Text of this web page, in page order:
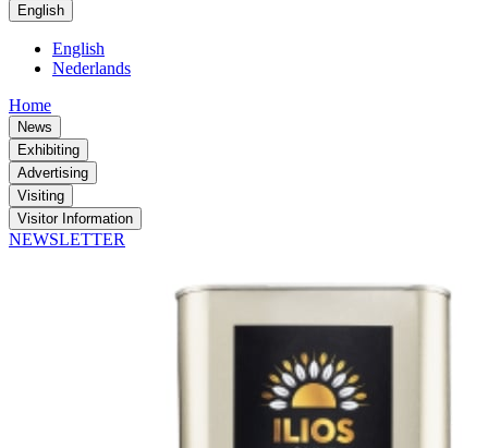
English
English
Nederlands
Home
News
Exhibiting
Advertising
Visiting
Visitor Information
NEWSLETTER